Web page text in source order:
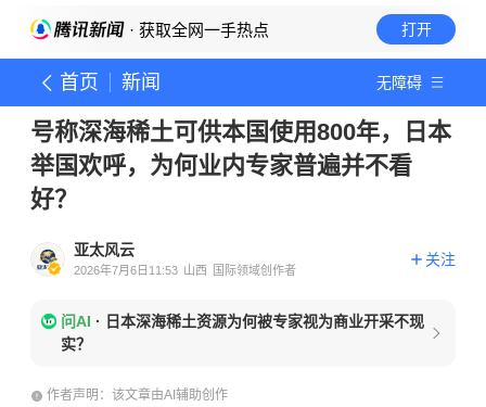
· 获取全网一手热点 打开
首页 新闻 无障碍
号称深海稀土可供本国使用800年，日本
举国欢呼，为何业内专家普遍并不看
好？
亚太风云
2026年7月6日11:53 山西 国际领域创作者
关注
问AI ·
日本深海稀土资源为何被专家视为商业开采不现
实？
作者声明：该文章由AI辅助创作